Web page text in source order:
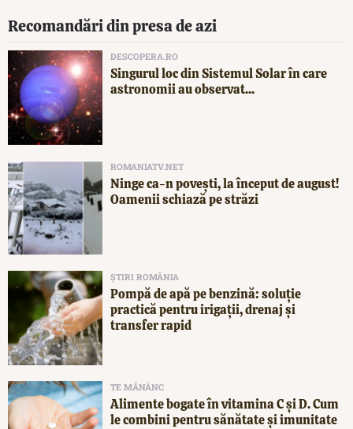
Recomandări din presa de azi
DESCOPERA.RO
Singurul loc din Sistemul Solar în care
astronomii au observat...
ROMANIATV.NET
Ninge ca-n povești, la început de august!
Oamenii schiază pe străzi
ȘTIRI ROMÂNIA
Pompă de apă pe benzină: soluție
practică pentru irigații, drenaj și
transfer rapid
TE MĂNÂNC
Alimente bogate în vitamina C și D. Cum
le combini pentru sănătate și imunitate